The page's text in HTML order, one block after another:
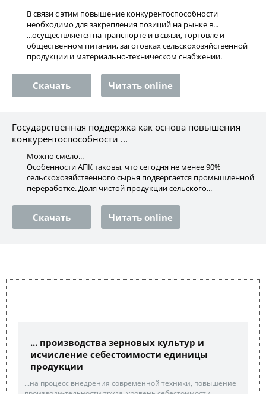
В связи с этим повышение конкурентоспособности
необходимо для закрепления позиций на рынке в...
...осуществляется на транспорте и в связи, торговле и
общественном питании, заготовках сельскохозяйственной
продукции и материально-техническом снабжении.
Скачать Читать online
Государственная поддержка как основа повышения
конкурентоспособности ...
Можно смело...
Особенности АПК таковы, что сегодня не менее 90%
сельскохозяйственного сырья подвергается промышленной
переработке. Доля чистой продукции сельского...
Скачать Читать online
... производства зерновых культур и
исчисление себестоимости единицы
продукции
...на процесс внедрения современной техники, повышение